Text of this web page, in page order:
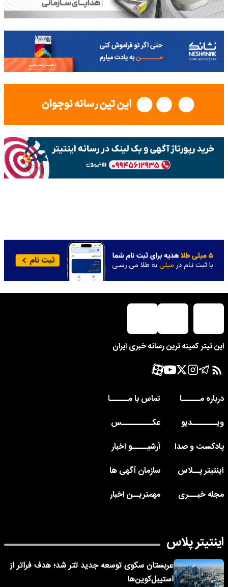
این تیتر کمینه ترین رسانه خبری ایران
درباره مــــــا
تماس با مــــــا
ویــــــــدیو
عکــــــــــس
پادکست و صدا
آرشیـــــو اخبار
اینتیتر پــلاس
سازمان آگهی ها
مجله خبـــری
مهمتریــن اخبار
اینتیتر پلاس
عربستان سکوی توسعه جدید تتر شد؛ هدف فراتر از
استیبل‌کوین‌ها